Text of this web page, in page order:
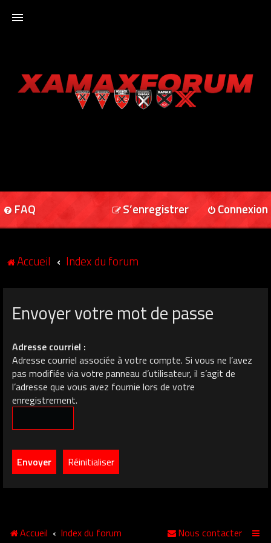
XAMAXFORUM
FAQ Connexion
S’enregistrer
Accueil Index du forum
Envoyer votre mot de passe
Adresse courriel :
Adresse courriel associée à votre compte. Si vous ne l’avez
pas modifiée via votre panneau d’utilisateur, il s’agit de
l’adresse que vous avez fournie lors de votre
enregistrement.
Accueil Index du forum Nous contacter